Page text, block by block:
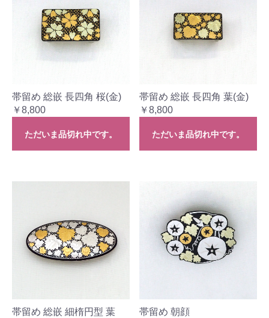
帯留め 総嵌 長四角 桜(金)
￥8,800
ただいま品切れ中です。
帯留め 総嵌 長四角 葉(金)
￥8,800
ただいま品切れ中です。
帯留め 総嵌 細楕円型 葉
帯留め 朝顔